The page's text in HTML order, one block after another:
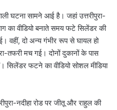
घटना सामने आई है। जहां उत्तरीपुरा-
का वीडियो बनाते समय फटे सिलेंडर की
वहीं, दो अन्य गंभीर रूप से घायल हो
तफरी मच गई। दोनों दुकानों के पास
फटने का वीडियो सोशल मीडिया
नदीहा रोड पर जीतू और राहुल की